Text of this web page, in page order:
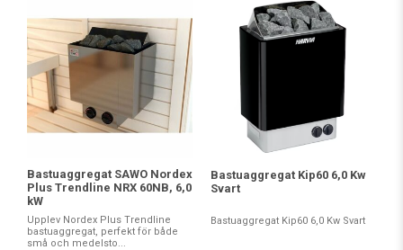
Bastuaggregat SAWO Nordex
Plus Trendline NRX 60NB, 6,0
kW
Upplev Nordex Plus Trendline
bastuaggregat, perfekt för både
små och medelsto...
Bastuaggregat Kip60 6,0 Kw
Svart
Bastuaggregat Kip60 6,0 Kw Svart